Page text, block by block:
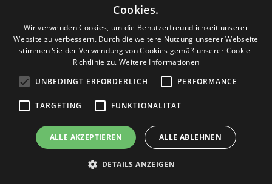
ITALIAN
Cookies.
Wir verwenden Cookies, um die Benutzerfreundlichkeit unserer
Website zu verbessern. Durch die weitere Nutzung unserer Webseite
stimmen Sie der Verwendung von Cookies gemäß unserer Cookie-
Richtlinie zu. Weitere Informationen
UNBEDINGT ERFORDERLICH
PERFORMANCE
TARGETING FUNKTIONALITÄT
ALLE AKZEPTIEREN ALLE ABLEHNEN
DETAILS ANZEIGEN